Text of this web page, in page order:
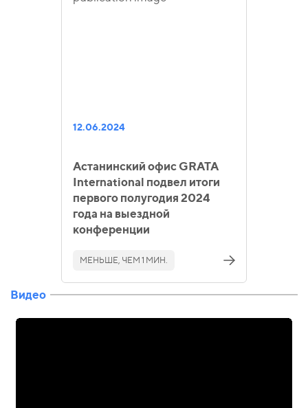
12.06.2024
Астанинский офис GRATA
International подвел итоги
первого полугодия 2024
года на выездной
конференции
МЕНЬШЕ, ЧЕМ 1 МИН.
Видео